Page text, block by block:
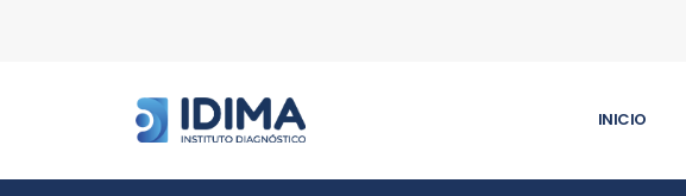
INICIO